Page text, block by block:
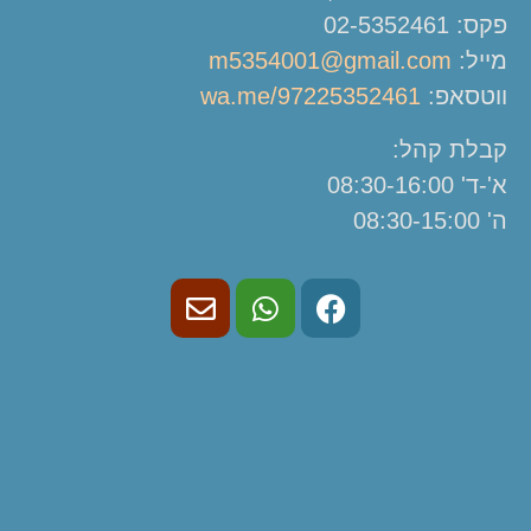
פקס: 02-5352461
מייל: m5354001@gmail.com
ווטסאפ: wa.me/97225352461
קבלת קהל:
א'-ד' 08:30-16:00
ה' 08:30-15:00